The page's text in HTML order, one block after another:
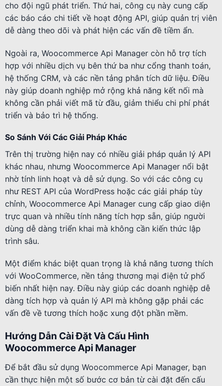
cho đội ngũ phát triển. Thứ hai, công cụ này cung cấp
các báo cáo chi tiết về hoạt động API, giúp quản trị viên
dễ dàng theo dõi và phát hiện các vấn đề tiềm ẩn.
Ngoài ra, Woocommerce Api Manager còn hỗ trợ tích
hợp với nhiều dịch vụ bên thứ ba như cổng thanh toán,
hệ thống CRM, và các nền tảng phân tích dữ liệu. Điều
này giúp doanh nghiệp mở rộng khả năng kết nối mà
không cần phải viết mã từ đầu, giảm thiểu chi phí phát
triển và bảo trì hệ thống.
So Sánh Với Các Giải Pháp Khác
Trên thị trường hiện nay có nhiều giải pháp quản lý API
khác nhau, nhưng Woocommerce Api Manager nổi bật
nhờ tính linh hoạt và dễ sử dụng. So với các công cụ
như REST API của WordPress hoặc các giải pháp tùy
chỉnh, Woocommerce Api Manager cung cấp giao diện
trực quan và nhiều tính năng tích hợp sẵn, giúp người
dùng dễ dàng triển khai mà không cần kiến thức lập
trình sâu.
Một điểm khác biệt quan trọng là khả năng tương thích
với WooCommerce, nền tảng thương mại điện tử phổ
biến nhất hiện nay. Điều này giúp các doanh nghiệp dễ
dàng tích hợp và quản lý API mà không gặp phải các
vấn đề về tương thích hoặc xung đột phần mềm.
Hướng Dẫn Cài Đặt Và Cấu Hình
Woocommerce Api Manager
Để bắt đầu sử dụng Woocommerce Api Manager, bạn
cần thực hiện một số bước cơ bản từ cài đặt đến cấu